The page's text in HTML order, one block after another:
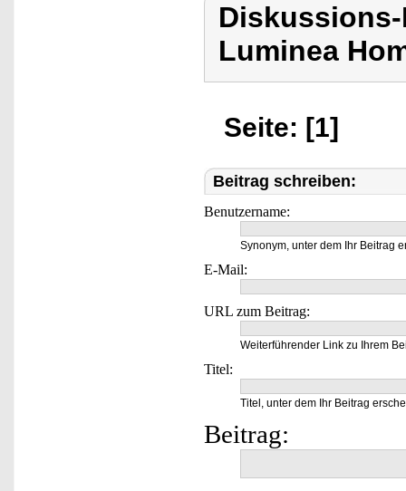
Luminea
Seite: [1]
Beitrag schreiben:
Benutzername:
Synonym, unter dem Ihr Beitrag
E-Mail:
URL zum Beitrag:
Weiterführender Link zu Ihrem
Titel:
Titel, unter dem Ihr Beitrag
Beitrag: